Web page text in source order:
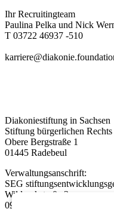
Ihr Recruitingteam
Paulina Pelka und Nick
T 03722 46937 -510
Diakoniestiftung in Sachsen
Stiftung bürgerlichen Rechts
Obere Bergstraße 1
01445 Radebeul
Verwaltungsanschrift:
SEG
Wildparkstraße 3
09247 Chemnitz